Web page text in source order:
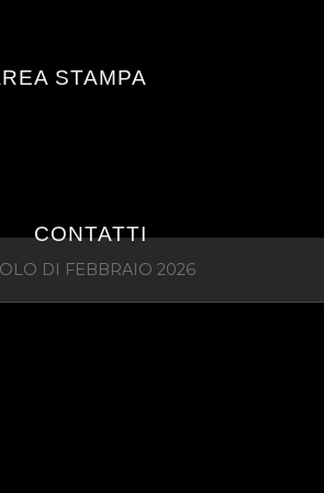
STAMPA
CONTATTI
DI FEBBRAIO 2026